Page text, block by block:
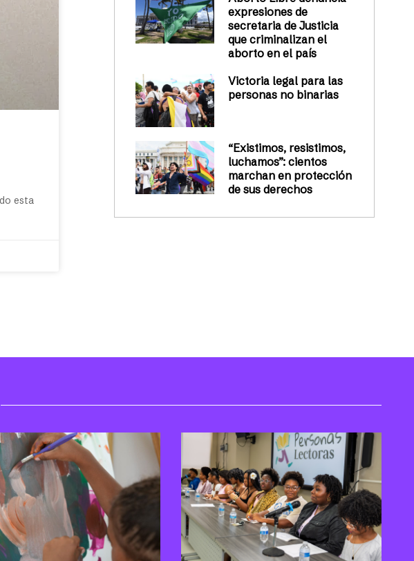
esta
expresiones de
secretaria de Justicia
que criminalizan el
aborto en el país
Victoria legal para las
personas no binarias
“Existimos, resistimos,
luchamos”: cientos
marchan en protección
de sus derechos